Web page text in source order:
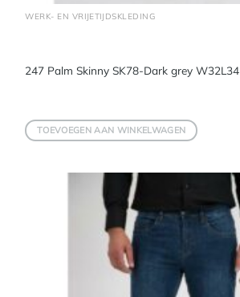
WERK- EN VRIJETIJDSKLEDING
247 Palm Skinny SK78-Dark grey W32L34
TOEVOEGEN AAN WINKELWAGEN